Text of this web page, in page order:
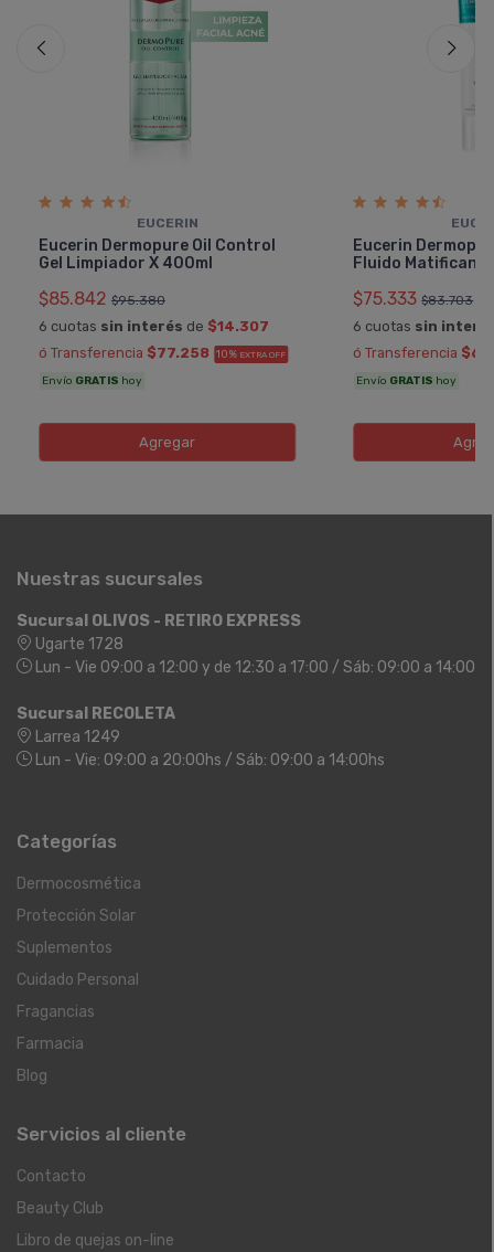
EUCERIN
Eucerin Dermopure Oil Control
Gel Limpiador X 400ml
$85.842 $95.380
6 cuotas sin interés de $14.307
ó Transferencia $77.258 10% EXTRA OFF
Envío GRATIS hoy
Agregar
Eucerin
Fluido Matificante
$75.333 $83.703
6 cuotas sin
ó Transferencia
Envío GRATIS hoy
Nuestras sucursales
Sucursal OLIVOS - RETIRO EXPRESS
Ugarte 1728
Lun - Vie 09:00 a 12:00 y de 12:30 a 17:00 / Sáb: 09:00 a 14:00
Sucursal RECOLETA
Larrea 1249
Lun - Vie: 09:00 a 20:00hs / Sáb: 09:00 a 14:00hs
Categorías
Dermocosmética
Protección Solar
Suplementos
Cuidado Personal
Fragancias
Farmacia
Blog
Servicios al cliente
Contacto
Beauty Club
Libro de quejas on-line